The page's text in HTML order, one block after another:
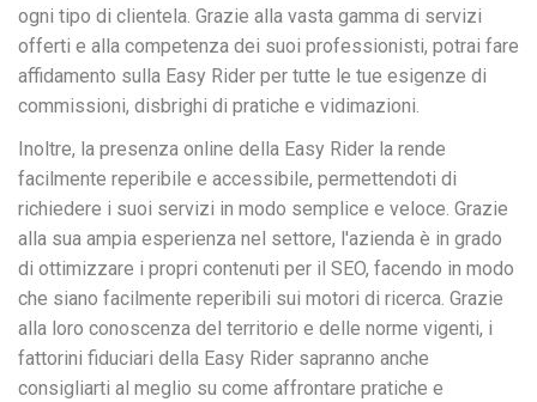
ogni tipo di clientela. Grazie alla vasta gamma di servizi
offerti e alla competenza dei suoi professionisti, potrai fare
affidamento sulla Easy Rider per tutte le tue esigenze di
commissioni, disbrighi di pratiche e vidimazioni.
Inoltre, la presenza online della Easy Rider la rende
facilmente reperibile e accessibile, permettendoti di
richiedere i suoi servizi in modo semplice e veloce. Grazie
alla sua ampia esperienza nel settore, l'azienda è in grado
di ottimizzare i propri contenuti per il SEO, facendo in modo
che siano facilmente reperibili sui motori di ricerca. Grazie
alla loro conoscenza del territorio e delle norme vigenti, i
fattorini fiduciari della Easy Rider sapranno anche
consigliarti al meglio su come affrontare pratiche e